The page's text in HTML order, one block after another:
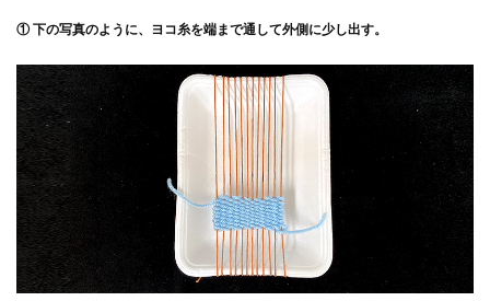
① 下の写真のように、ヨコ糸を端まで通して外側に少し出す。